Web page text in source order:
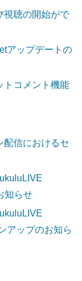
視聴の開始がで
アップデートの
トコメント機能
配信におけるセ
知らせ
アップのお知ら